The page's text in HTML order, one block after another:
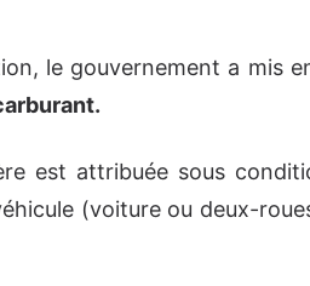
le gouvernement a mis
est attribuée sous
(voiture ou deux-